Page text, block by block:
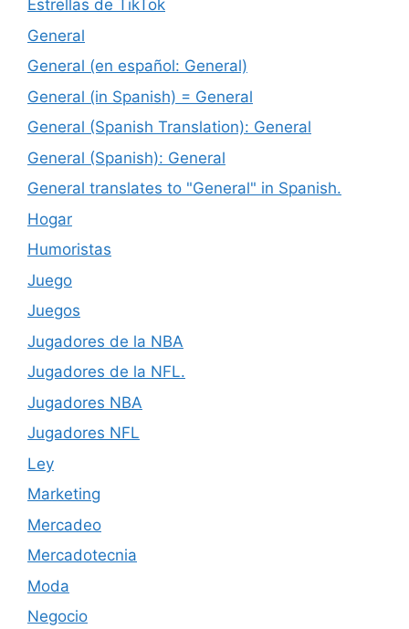
Estrellas de TikTok
General
General (en español: General)
General (in Spanish) = General
General (Spanish Translation): General
General (Spanish): General
General translates to "General" in Spanish.
Hogar
Humoristas
Juego
Juegos
Jugadores de la NBA
Jugadores de la NFL.
Jugadores NBA
Jugadores NFL
Ley
Marketing
Mercadeo
Mercadotecnia
Moda
Negocio